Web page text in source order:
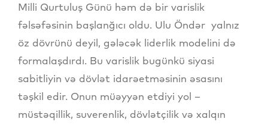
Milli Qurtuluş Günü həm də bir varislik
fəlsəfəsinin başlanğıcı oldu. Ulu Öndər yalnız
öz dövrünü deyil, gələcək liderlik modelini də
formalaşdırdı. Bu varislik bugünkü siyasi
sabitliyin və dövlət idarəetməsinin əsasını
təşkil edir. Onun müəyyən etdiyi yol –
müstəqillik, suverenlik, dövlətçilik və xalqın